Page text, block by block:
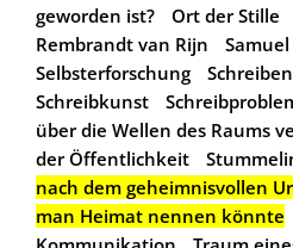
geworden ist?
Ort der Stille
Rembrandt van Rijn
Selbsterforschung
Schreibkunst
über die Wellen des Raums
der Öffentlichkeit
nach dem geheimnisvollen
man Heimat nennen könnte